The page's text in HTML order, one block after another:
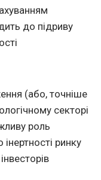
до підриву
(або, точніше
секторі
роль
ринку